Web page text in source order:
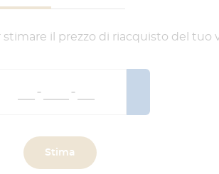
stimare il prezzo di riacquisto del tuo
Stima